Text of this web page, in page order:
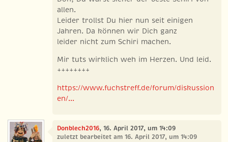
allen.
Leider trollst Du hier nun seit einigen
Jahren. Da können wir Dich ganz
leider nicht zum Schiri machen.
Mir tuts wirklich weh im Herzen. Und leid.
++++++++
https://www.fuchstreff.de/forum/diskussion
en/...
Donblech2016, 16. April 2017, um 14:09
zuletzt bearbeitet am 16. April 2017, um 14:09